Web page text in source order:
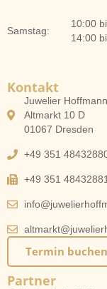
Samstag:
10:00
14:00
Kontakt
Juwelier
Altmarkt 10 D
01067 Dresden
+49 351
+49 351 48432881
Termin buchen
Partner